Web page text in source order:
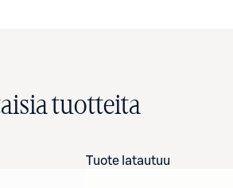
tuotteita
Tuote latautuu